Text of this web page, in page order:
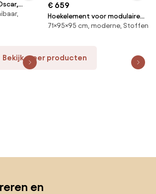
€ 659
Hoekelement voor modulaire
bank, in structuurstof, Seven
71×95×95 cm, moderne, Stoffen
Bekijk meer producten
en